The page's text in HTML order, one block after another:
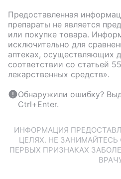
Предоставленная
препараты не является
или покупке товара.
исключительно для
аптеках, осуществляющих
соответствии со статьей
лекарственных средств».
Обнаружили ошибку?
Ctrl+Enter.
ИНФОРМАЦИЯ
ЦЕЛЯХ. НЕ
ПЕРВЫХ ПРИЗНАКАХ